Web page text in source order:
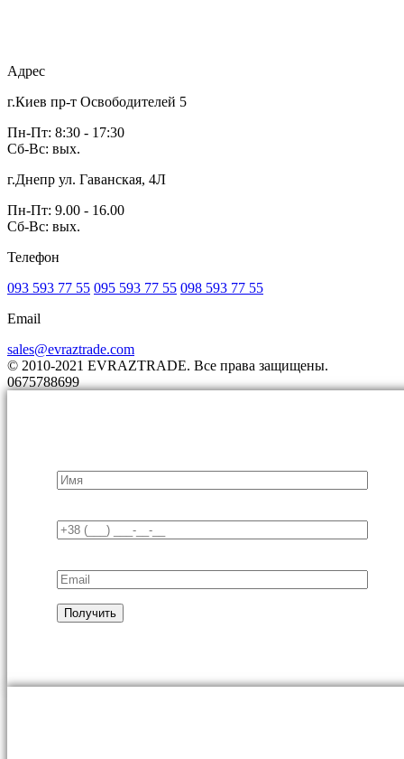
Адрес
г.Киев пр-т Освободителей 5
Пн-Пт: 8:30 - 17:30
Сб-Вс: вых.
г.Днепр ул. Гаванская, 4Л
Пн-Пт: 9.00 - 16.00
Сб-Вс: вых.
Телефон
093 593 77 55 095 593 77 55 098 593 77 55
Email
sales@evraztrade.com
© 2010-2021 EVRAZTRADE. Все права защищены.
0675788699